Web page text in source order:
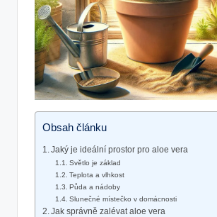
Obsah článku
Jaký je ideální prostor pro aloe vera
Světlo je základ
Teplota a vlhkost
Půda a nádoby
Slunečné místečko v domácnosti
Jak správně zalévat aloe vera